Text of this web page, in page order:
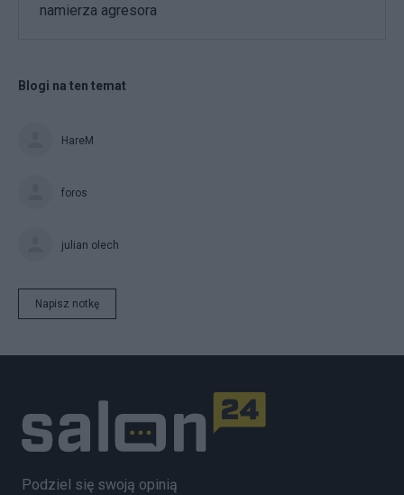
namierza agresora
Blogi na ten temat
HareM
foros
julian olech
Napisz notkę
Podziel się swoją opinią